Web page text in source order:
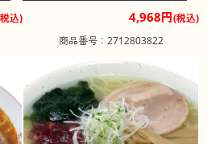
込) ラーメンスープ【送料込み】
4,968円(税込)
商品番号：2712803822